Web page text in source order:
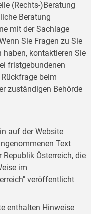
(Rechts-)Beratung
Beratung
mit der Sachlage
Sie Fragen zu Sie
haben, kontaktieren Sie
fristgebundenen
beim
zuständigen Behörde
auf der Website
Text
Österreich, die
im
veröffentlicht
enthalten Hinweise